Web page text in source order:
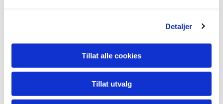
Detaljer
Tillat alle cookies
Tillat utvalg
Florø
Persontransport & varetransport